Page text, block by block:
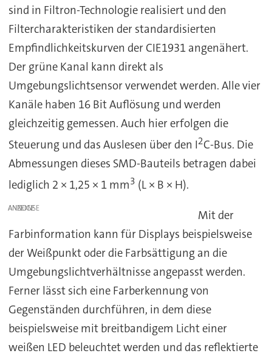
sind in Filtron-Technologie realisiert und den
Filtercharakteristiken der standardisierten
Empfindlichkeitskurven der CIE1931 angenähert.
Der grüne Kanal kann direkt als
Umgebungslichtsensor verwendet werden. Alle vier
Kanäle haben 16 Bit Auflösung und werden
gleichzeitig gemessen. Auch hier erfolgen die
Steuerung und das Auslesen über den I2C-Bus. Die
Abmessungen dieses SMD-Bauteils betragen dabei
lediglich 2 × 1,25 × 1 mm3 (L × B × H).
ANZEIGE
Mit der
Farbinformation kann für Displays beispielsweise
der Weißpunkt oder die Farbsättigung an die
Umgebungslichtverhältnisse angepasst werden.
Ferner lässt sich eine Farberkennung von
Gegenständen durchführen, in dem diese
beispielsweise mit breitbandigem Licht einer
weißen LED beleuchtet werden und das reflektierte